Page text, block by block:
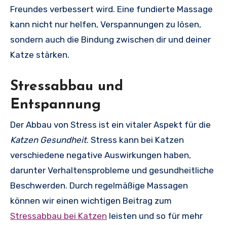
Freundes verbessert wird. Eine fundierte Massage
kann nicht nur helfen, Verspannungen zu lösen,
sondern auch die Bindung zwischen dir und deiner
Katze stärken.
Stressabbau und
Entspannung
Der Abbau von Stress ist ein vitaler Aspekt für die
Katzen Gesundheit. Stress kann bei Katzen
verschiedene negative Auswirkungen haben,
darunter Verhaltensprobleme und gesundheitliche
Beschwerden. Durch regelmäßige Massagen
können wir einen wichtigen Beitrag zum
Stressabbau bei Katzen leisten und so für mehr